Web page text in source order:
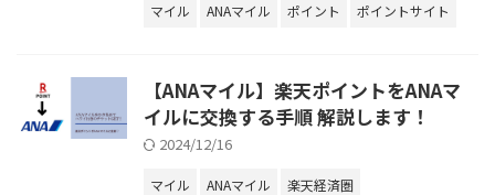
マイル ANAマイル ポイント ポイントサイト
【ANAマイル】楽天ポイントをANAマ
イルに交換する手順 解説します！
2024/12/16
マイル ANAマイル 楽天経済圏